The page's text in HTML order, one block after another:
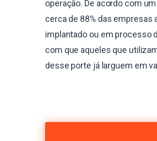
operação. De acordo com
cerca de 88% das empresas
implantado ou em processo
com que aqueles que
desse porte já larguem em